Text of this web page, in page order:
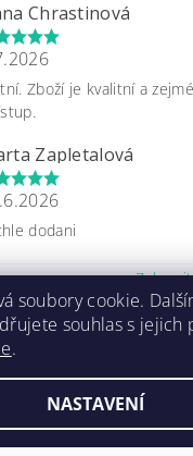
Chrastinová
Zboží je kvalitní a
Zapletalová
dodani
www.caretrade.cz, všechna práva
soubory cookie.
souhlas s jejich
.
NASTAVENÍ